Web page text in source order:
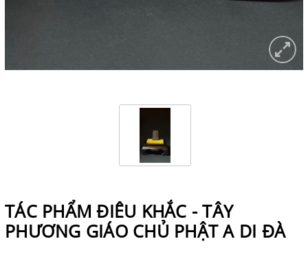
TÁC PHẨM ĐIÊU KHẮC - TÂY
PHƯƠNG GIÁO CHỦ PHẬT A DI ĐÀ